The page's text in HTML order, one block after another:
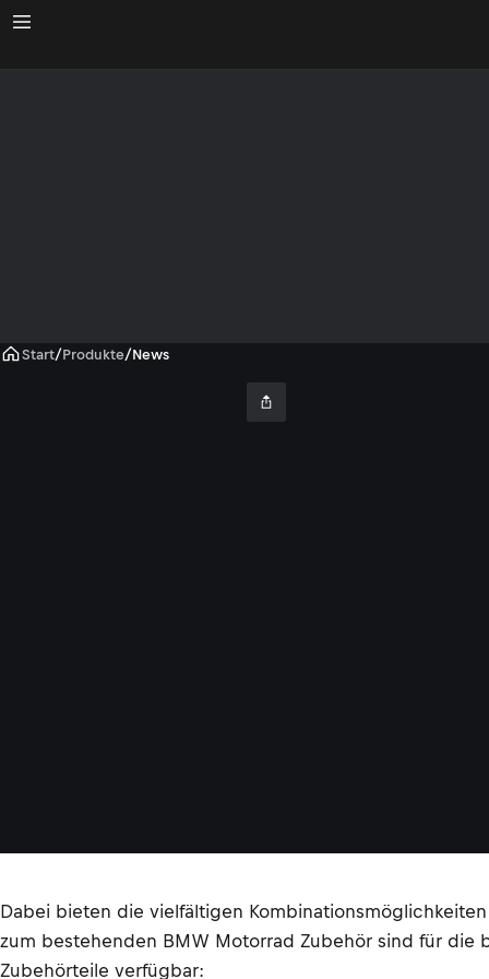
Start/Produkte/News
Dabei bieten die vielfältigen
zum bestehenden BMW Motorrad Zubehör sind für
Zubehörteile verfügbar: